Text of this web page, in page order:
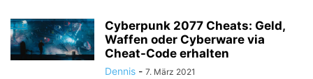
Cyberpunk 2077 Cheats: Geld,
Waffen oder Cyberware via
Cheat-Code erhalten
Dennis - 7. März 2021